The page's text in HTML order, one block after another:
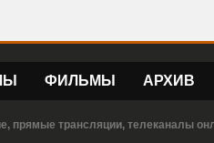
ФИЛЬМЫ АРХИВ
прямые трансляции, телеканалы